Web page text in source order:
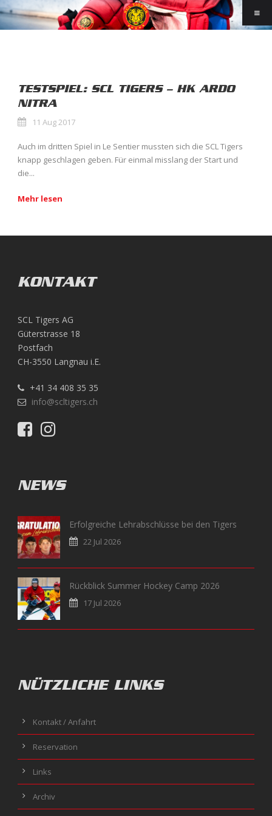
TESTSPIEL: SCL TIGERS – HK ARDO
NITRA
11 Aug 2017
Auch im dritten Spiel in Le Sentier mussten sich die SCL Tigers
knapp geschlagen geben. Für einmal misslang der Start und
die...
Mehr lesen
KONTAKT
SCL Tigers AG
Güterstrasse 18
Postfach
CH-3550 Langnau i.E.
+41 34 408 35 35
info@scltigers.ch
NEWS
Erfolgreiche Lehrabschlüsse bei den Tigers
22 Jul 2026
Rückblick Summer Hockey Camp 2026
17 Jul 2026
NÜTZLICHE LINKS
Kontakt / Anfahrt
Reservation
Links
Archiv